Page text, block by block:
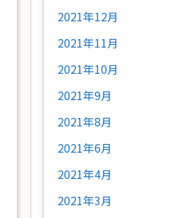
2021年12月
2021年11月
2021年10月
2021年9月
2021年8月
2021年6月
2021年4月
2021年3月